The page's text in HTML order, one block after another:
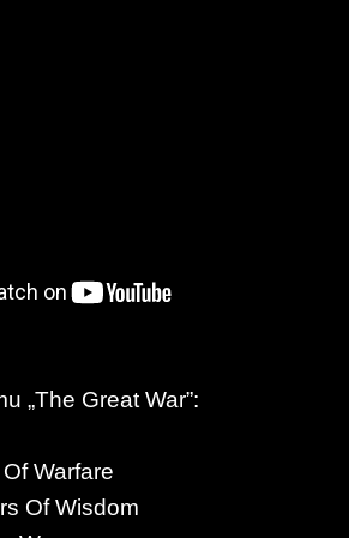
„The Great War”:
Warfare
Of Wisdom